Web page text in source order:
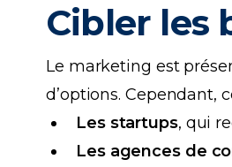
Cibler les
Le marketing est
d’options. Cependant,
Les startups, qui
Les agences de